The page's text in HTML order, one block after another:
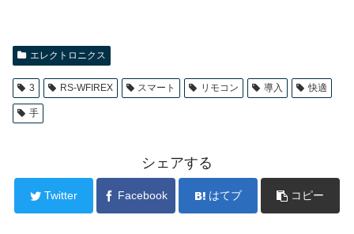
エレクトロニクス
3 RS-WFIREX スマート リモコン 導入 快適
手
シェアする
Twitter Facebook はてブ コピー